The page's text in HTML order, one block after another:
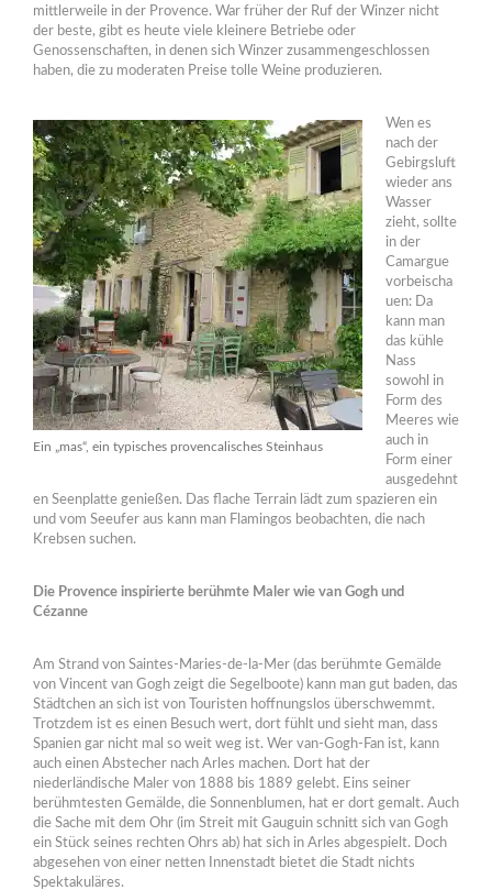
mittlerweile in der Provence. War früher der Ruf der Winzer nicht
der beste, gibt es heute viele kleinere Betriebe oder
Genossenschaften, in denen sich Winzer zusammengeschlossen
haben, die zu moderaten Preise tolle Weine produzieren.
Ein „mas“, ein typisches provencalisches Steinhaus
Wen es
nach der
Gebirgsluft
wieder ans
Wasser
zieht, sollte
in der
Camargue
vorbeischa
uen: Da
kann man
das kühle
Nass
sowohl in
Form des
Meeres wie
auch in
Form einer
ausgedehnt
en Seenplatte genießen. Das flache Terrain lädt zum spazieren ein
und vom Seeufer aus kann man Flamingos beobachten, die nach
Krebsen suchen.
Die Provence inspirierte berühmte Maler wie van Gogh und
Cézanne
Am Strand von Saintes-Maries-de-la-Mer (das berühmte Gemälde
von Vincent van Gogh zeigt die Segelboote) kann man gut baden, das
Städtchen an sich ist von Touristen hoffnungslos überschwemmt.
Trotzdem ist es einen Besuch wert, dort fühlt und sieht man, dass
Spanien gar nicht mal so weit weg ist. Wer van-Gogh-Fan ist, kann
auch einen Abstecher nach Arles machen. Dort hat der
niederländische Maler von 1888 bis 1889 gelebt. Eins seiner
berühmtesten Gemälde, die Sonnenblumen, hat er dort gemalt. Auch
die Sache mit dem Ohr (im Streit mit Gauguin schnitt sich van Gogh
ein Stück seines rechten Ohrs ab) hat sich in Arles abgespielt. Doch
abgesehen von einer netten Innenstadt bietet die Stadt nichts
Spektakuläres.